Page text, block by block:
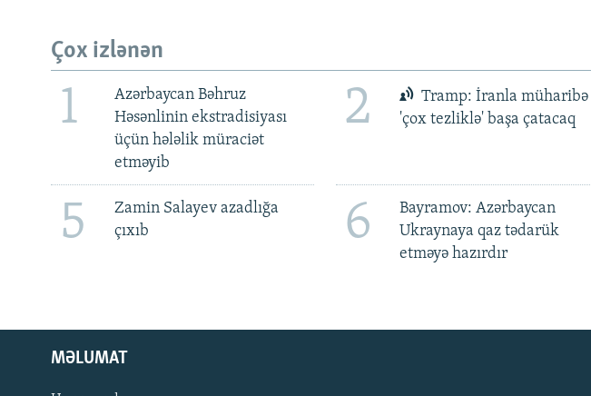
Çox izlənən
1
Azərbaycan Bəhruz
Həsənlinin ekstradisiyası
üçün hələlik müraciət
etməyib
2
Tramp: İranla müharibə
'çox tezliklə' başa çatacaq
5
Zamin Salayev azadlığa
çıxıb
6
Bayramov: Azərbaycan
Ukraynaya qaz tədarük
etməyə hazırdır
MƏLUMAT